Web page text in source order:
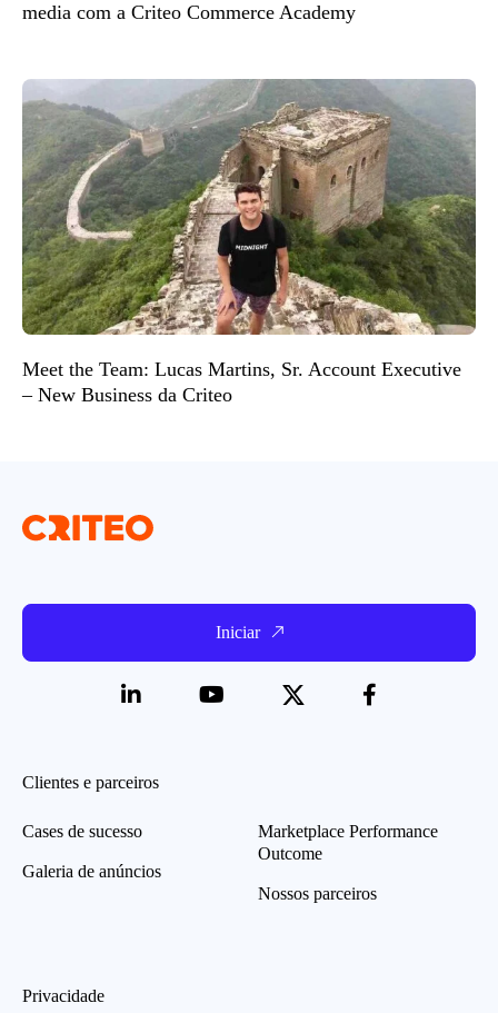
media com a Criteo Commerce Academy
Meet the Team: Lucas Martins, Sr. Account Executive
– New Business da Criteo
Iniciar
Clientes e parceiros
Cases de sucesso
Galeria de anúncios
Marketplace Performance
Outcome
Nossos parceiros
Privacidade